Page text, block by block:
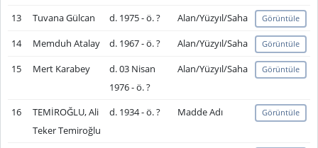
13 Tuvana Gülcan d. 1975 - ö. ? Alan/Yüzyıl/Saha Görüntüle
14 Memduh Atalay d. 1967 - ö. ? Alan/Yüzyıl/Saha Görüntüle
15 Mert Karabey
d. 03 Nisan
1976 - ö. ?
Alan/Yüzyıl/Saha Görüntüle
16
TEMİROĞLU, Ali
Teker Temiroğlu
d. 1934 - ö. ? Madde Adı Görüntüle